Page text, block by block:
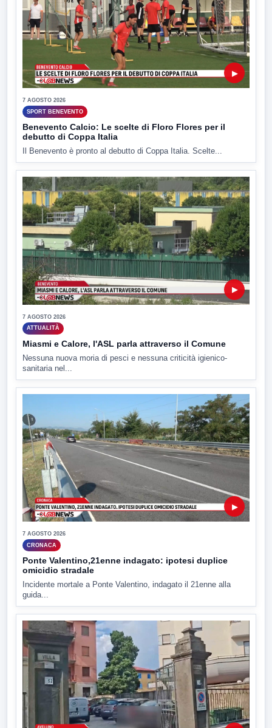
▶
7 AGOSTO 2026
SPORT BENEVENTO
Benevento Calcio: Le scelte di Floro Flores per il
debutto di Coppa Italia
Il Benevento è pronto al debutto di Coppa Italia. Scelte...
▶
7 AGOSTO 2026
ATTUALITÀ
Miasmi e Calore, l'ASL parla attraverso il Comune
Nessuna nuova moria di pesci e nessuna criticità igienico-
sanitaria nel...
▶
7 AGOSTO 2026
CRONACA
Ponte Valentino,21enne indagato: ipotesi duplice
omicidio stradale
Incidente mortale a Ponte Valentino, indagato il 21enne alla
guida...